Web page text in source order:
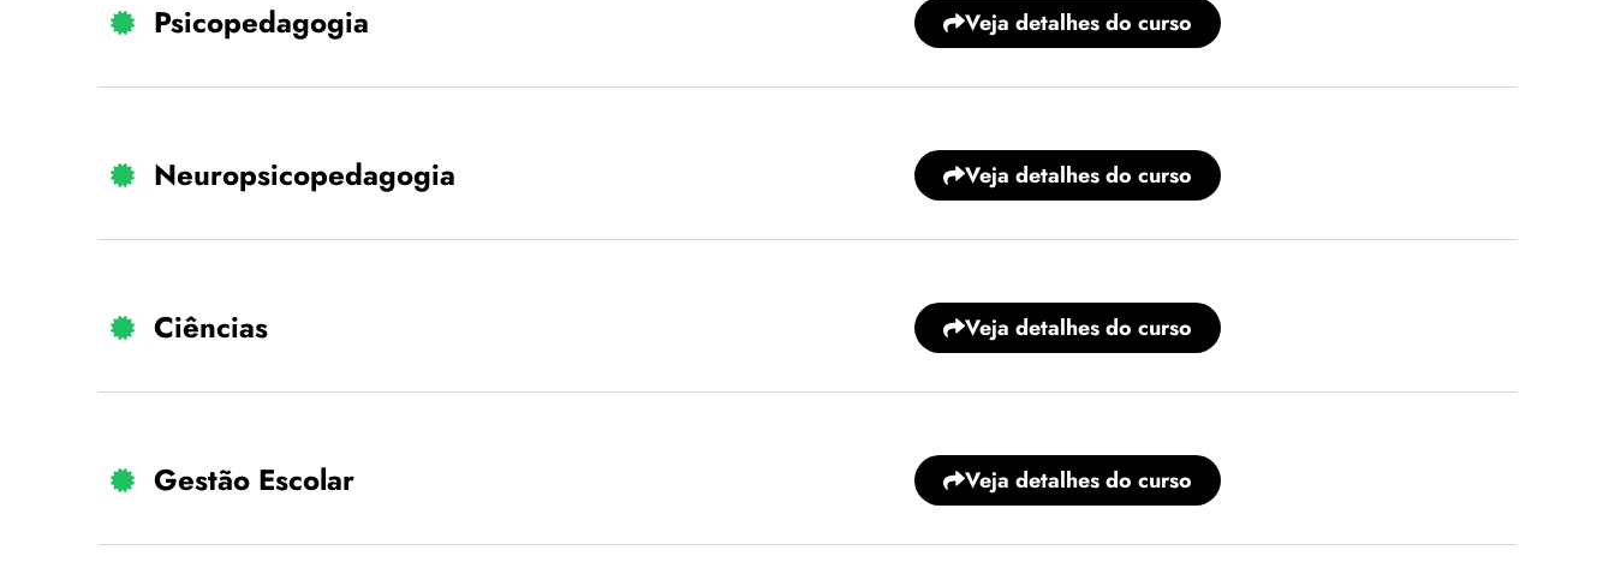
Psicopedagogia Veja detalhes do curso
Neuropsicopedagogia Veja detalhes do curso
Ciências Veja detalhes do curso
Gestão Escolar Veja detalhes do curso